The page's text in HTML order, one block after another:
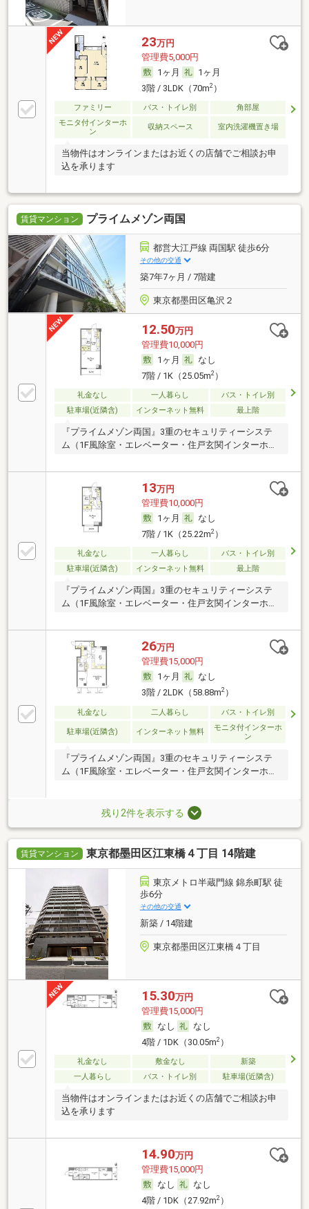
23万円
管理費5,000円
1ヶ月
1ヶ月
3階 / 3LDK（70m2）
ファミリー バス・トイレ別
角部屋
モニタ付インターホ
ン
収納スペース 室内洗濯機置き場
当物件はオンラインまたはお近くの店舗でご相談お申
込を承ります
賃貸マンション プライムメゾン両国
都営大江戸線 両国駅 徒歩6分
その他の交通
築7年7ヶ月 / 7階建
東京都墨田区亀沢２
12.50万円
管理費10,000円
1ヶ月
なし
7階 / 1K（25.05m2）
礼金なし 一人暮らし
バス・トイレ別
駐車場(近隣含)
インターネット無料 最上階
『プライムメゾン両国』3重のセキュリティーシステ
ム（1F風除室・エレベーター・住戸玄関インターホ
13万円
管理費10,000円
1ヶ月
なし
7階 / 1K（25.22m2）
礼金なし 一人暮らし
バス・トイレ別
駐車場(近隣含)
インターネット無料 最上階
『プライムメゾン両国』3重のセキュリティーシステ
ム（1F風除室・エレベーター・住戸玄関インターホ
26万円
管理費15,000円
1ヶ月
なし
3階 / 2LDK（58.88m2）
礼金なし 二人暮らし バス・トイレ別
駐車場(近隣含) インターネット無料
モニタ付インターホ
ン
『プライムメゾン両国』3重のセキュリティーシステ
ム（1F風除室・エレベーター・住戸玄関インターホ
残り2件を表示する
賃貸マンション 東京都墨田区江東橋４丁目 14階建
東京メトロ半蔵門線 錦糸町駅 徒
歩6分
その他の交通
新築 / 14階建
東京都墨田区江東橋４丁目
15.30万円
管理費15,000円
なし
なし
4階 / 1DK（30.05m2）
礼金なし 敷金なし
新築
一人暮らし
バス・トイレ別 駐車場(近隣含)
当物件はオンラインまたはお近くの店舗でご相談お申
込を承ります
14.90万円
管理費15,000円
なし
なし
4階 / 1DK（27.92m2）